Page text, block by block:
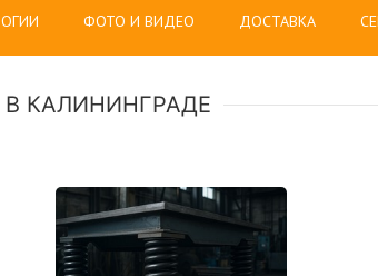
ФОТО И ВИДЕО ДОСТАВКА
КАЛИНИНГРАДЕ